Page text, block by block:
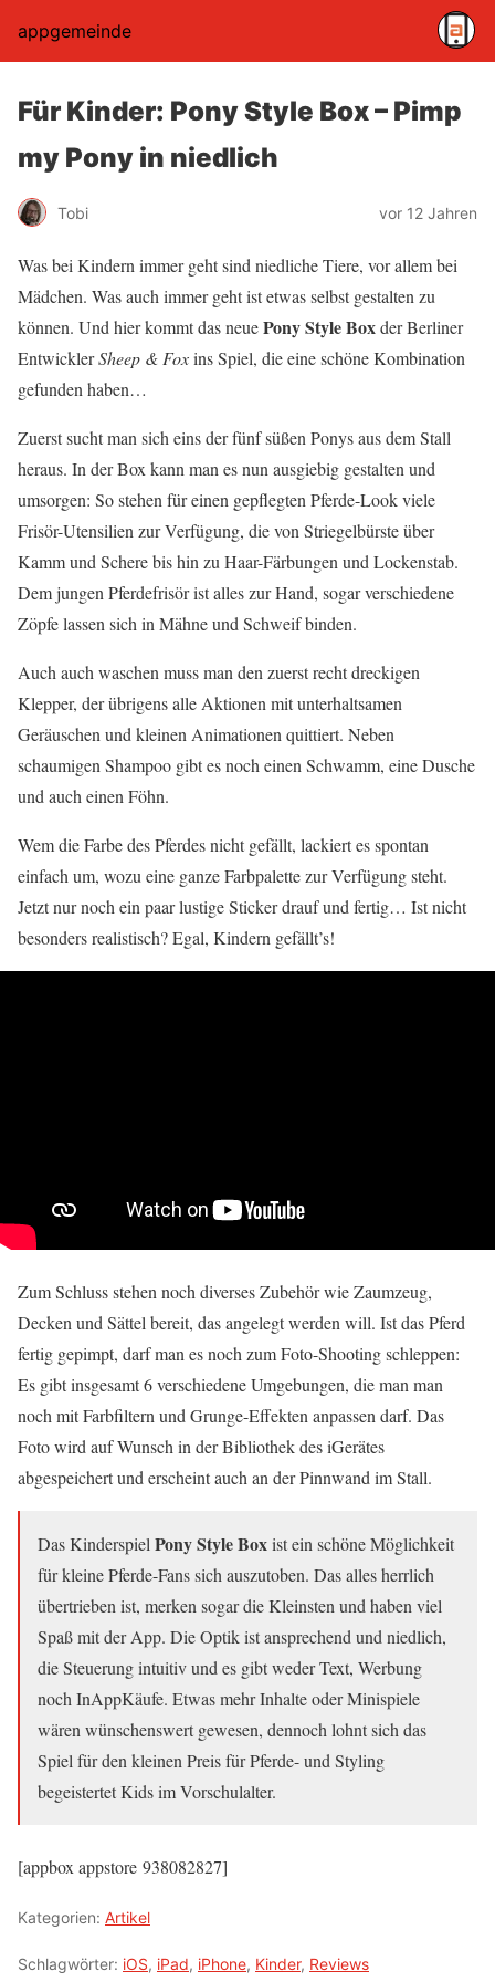
appgemeinde
Für Kinder: Pony Style Box – Pimp
my Pony in niedlich
Tobi vor 12 Jahren
Was bei Kindern immer geht sind niedliche Tiere, vor allem bei
Mädchen. Was auch immer geht ist etwas selbst gestalten zu
können. Und hier kommt das neuePony Style Boxder Berliner
EntwicklerSheep & Foxins Spiel, die eine schöne Kombination
gefunden haben…
Zuerst sucht man sich eins der fünf süßen Ponys aus dem Stall
heraus. In der Box kann man es nun ausgiebig gestalten und
umsorgen: So stehen für einen gepflegten Pferde-Look viele
Frisör-Utensilien zur Verfügung, die von Striegelbürste über
Kamm und Schere bis hin zu Haar-Färbungen und Lockenstab.
Dem jungen Pferdefrisör ist alles zur Hand, sogar verschiedene
Zöpfe lassen sich in Mähne und Schweif binden.
Auch auch waschen muss man den zuerst recht dreckigen
Klepper, der übrigens alle Aktionen mit unterhaltsamen
Geräuschen und kleinen Animationen quittiert. Neben
schaumigen Shampoo gibt es noch einen Schwamm, eine Dusche
und auch einen Föhn.
Wem die Farbe des Pferdes nicht gefällt, lackiert es spontan
einfach um, wozu eine ganze Farbpalette zur Verfügung steht.
Jetzt nur noch ein paar lustige Sticker drauf und fertig… Ist nicht
besonders realistisch? Egal, Kindern gefällt’s!
Zum Schluss stehen noch diverses Zubehör wie Zaumzeug,
Decken und Sättel bereit, das angelegt werden will. Ist das Pferd
fertig gepimpt, darf man es noch zum Foto-Shooting schleppen:
Es gibt insgesamt 6 verschiedene Umgebungen, die man man
noch mit Farbfiltern und Grunge-Effekten anpassen darf. Das
Foto wird auf Wunsch in der Bibliothek des iGerätes
abgespeichert und erscheint auch an der Pinnwand im Stall.
Das KinderspielPony Style Boxist ein schöne Möglichkeit
für kleine Pferde-Fans sich auszutoben. Das alles herrlich
übertrieben ist, merken sogar die Kleinsten und haben viel
Spaß mit der App. Die Optik ist ansprechend und niedlich,
die Steuerung intuitiv und es gibt weder Text, Werbung
noch InAppKäufe. Etwas mehr Inhalte oder Minispiele
wären wünschenswert gewesen, dennoch lohnt sich das
Spiel für den kleinen Preis für Pferde- und Styling
begeistertet Kids im Vorschulalter.
[appbox appstore 938082827]
Kategorien: Artikel
Schlagwörter: iOS, iPad, iPhone, Kinder, Reviews